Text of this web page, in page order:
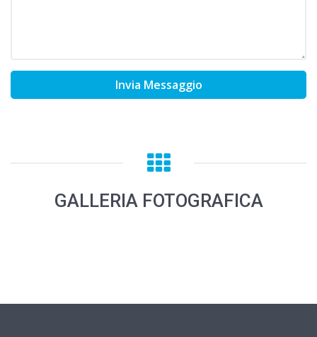
Invia Messaggio
GALLERIA FOTOGRAFICA